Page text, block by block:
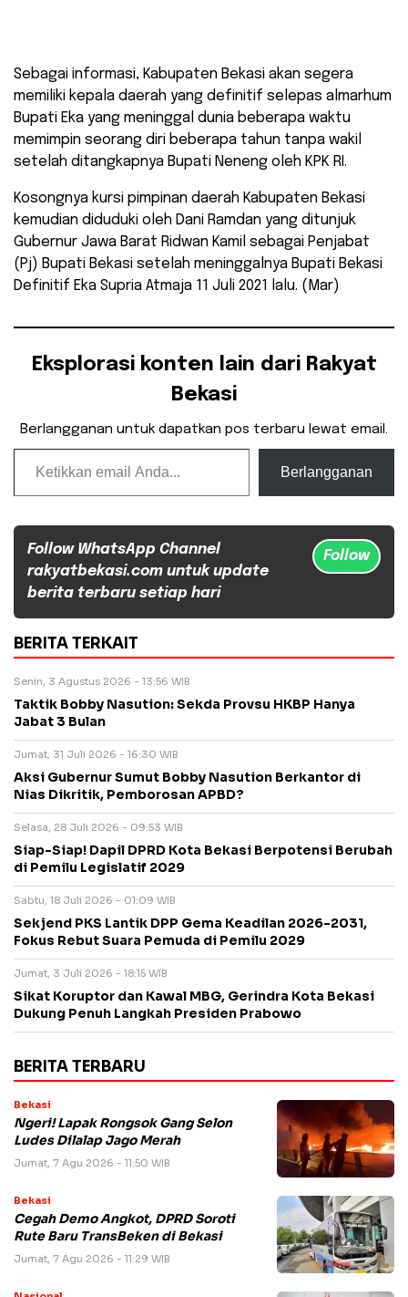
Sebagai informasi, Kabupaten Bekasi akan segera
memiliki kepala daerah yang definitif selepas almarhum
Bupati Eka yang meninggal dunia beberapa waktu
memimpin seorang diri beberapa tahun tanpa wakil
setelah ditangkapnya Bupati Neneng oleh KPK RI.
Kosongnya kursi pimpinan daerah Kabupaten Bekasi
kemudian diduduki oleh Dani Ramdan yang ditunjuk
Gubernur Jawa Barat Ridwan Kamil sebagai Penjabat
(Pj) Bupati Bekasi setelah meninggalnya Bupati Bekasi
Definitif Eka Supria Atmaja 11 Juli 2021 lalu. (Mar)
Eksplorasi konten lain dari Rakyat
Bekasi
Berlangganan untuk dapatkan pos terbaru lewat email.
Ketikkan email Anda...
Berlangganan
Follow WhatsApp Channel
rakyatbekasi.com untuk update
berita terbaru setiap hari
Follow
BERITA TERKAIT
Senin, 3 Agustus 2026 - 13:56 WIB
Taktik Bobby Nasution: Sekda Provsu HKBP Hanya
Jabat 3 Bulan
Jumat, 31 Juli 2026 - 16:30 WIB
Aksi Gubernur Sumut Bobby Nasution Berkantor di
Nias Dikritik, Pemborosan APBD?
Selasa, 28 Juli 2026 - 09:53 WIB
Siap-Siap! Dapil DPRD Kota Bekasi Berpotensi Berubah
di Pemilu Legislatif 2029
Sabtu, 18 Juli 2026 - 01:09 WIB
Sekjend PKS Lantik DPP Gema Keadilan 2026-2031,
Fokus Rebut Suara Pemuda di Pemilu 2029
Jumat, 3 Juli 2026 - 18:15 WIB
Sikat Koruptor dan Kawal MBG, Gerindra Kota Bekasi
Dukung Penuh Langkah Presiden Prabowo
BERITA TERBARU
Bekasi
Ngeri! Lapak Rongsok Gang Selon
Ludes Dilalap Jago Merah
Jumat, 7 Agu 2026 - 11:50 WIB
Bekasi
Cegah Demo Angkot, DPRD Soroti
Rute Baru TransBeken di Bekasi
Jumat, 7 Agu 2026 - 11:29 WIB